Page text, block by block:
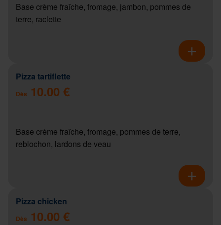
Base crème fraîche, fromage, jambon, pommes de
terre, raclette
Pizza tartiflette
Dès 10.00 €
Base crème fraîche, fromage, pommes de terre,
reblochon, lardons de veau
Pizza chicken
Dès 10.00 €